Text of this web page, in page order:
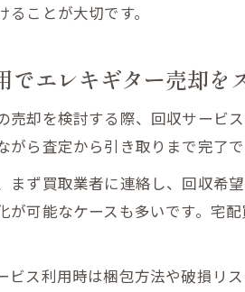
ことが大切です。
でエレキギター売却を
売却を検討する際、回収サービ
がら査定から引き取りまで完了
まず買取業者に連絡し、回収希
が可能なケースも多いです。宅
ビス利用時は梱包方法や破損リ